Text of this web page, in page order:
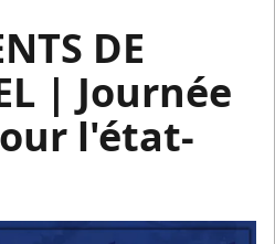
DE
| Journée
l'état-